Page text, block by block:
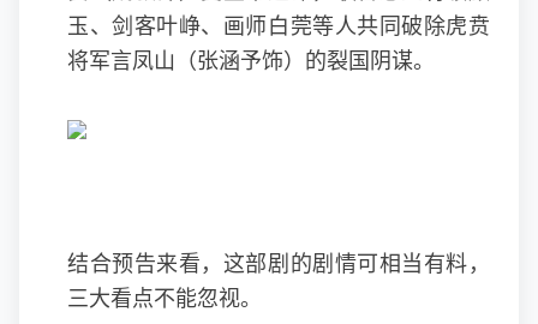
玉、剑客叶峥、画师白莞等人共同破除虎贲
将军言凤山（张涵予饰）的裂国阴谋。
结合预告来看，这部剧的剧情可相当有料，
三大看点不能忽视。